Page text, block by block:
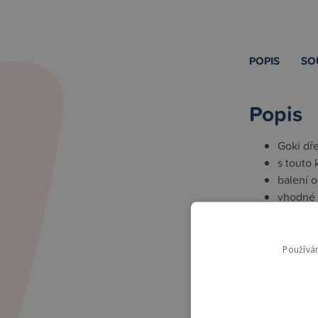
POPIS
Popis
Goki
s touto
balení